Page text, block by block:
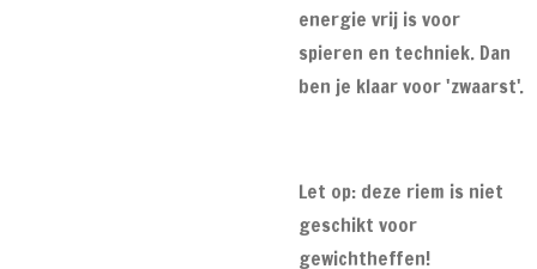
energie vrij is voor
spieren en techniek. Dan
ben je klaar voor 'zwaarst'.
Let op: deze riem is niet
geschikt voor
gewichtheffen!